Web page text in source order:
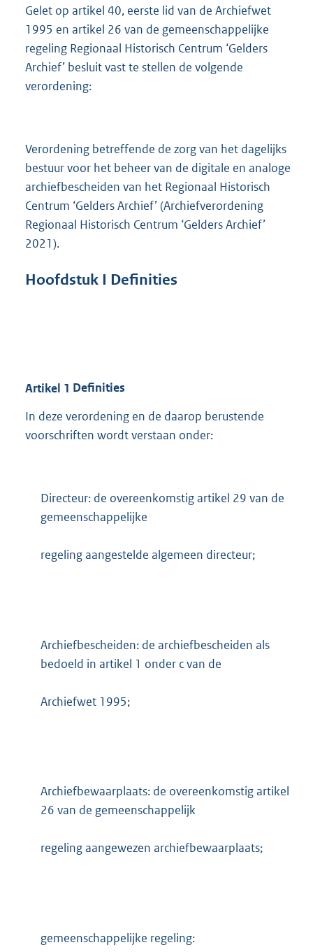
9
6
K
Gelet op artikel 40, eerste lid van de Archiefwet
1995 en artikel 26 van de gemeenschappelijke
regeling Regionaal Historisch Centrum ‘Gelders
Archief’ besluit vast te stellen de volgende
verordening:
Verordening betreffende de zorg van het dagelijks
bestuur voor het beheer van de digitale en analoge
archiefbescheiden van het Regionaal Historisch
Centrum ‘Gelders Archief’ (Archiefverordening
Regionaal Historisch Centrum ‘Gelders Archief’
2021).
Hoofdstuk I Definities
Artikel 1 Definities
In deze verordening en de daarop berustende
voorschriften wordt verstaan onder:
Directeur: de overeenkomstig artikel 29 van de
gemeenschappelijke
regeling aangestelde algemeen directeur;
Archiefbescheiden: de archiefbescheiden als
bedoeld in artikel 1 onder c van de
Archiefwet 1995;
Archiefbewaarplaats: de overeenkomstig artikel
26 van de gemeenschappelijk
regeling aangewezen archiefbewaarplaats;
gemeenschappelijke regeling: